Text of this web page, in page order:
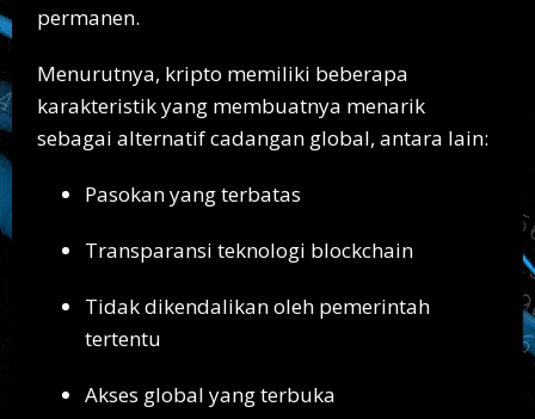
permanen.
Menurutnya, kripto memiliki beberapa
karakteristik yang membuatnya menarik
sebagai alternatif cadangan global, antara lain:
Pasokan yang terbatas
Transparansi teknologi blockchain
Tidak dikendalikan oleh pemerintah
tertentu
Akses global yang terbuka